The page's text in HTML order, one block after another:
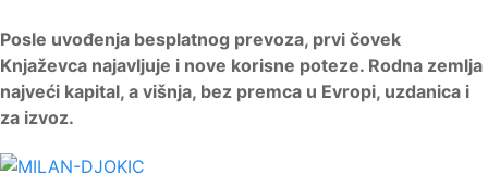
Posle uvođenja besplatnog prevoza, prvi čovek
Knjaževca najavljuje i nove korisne poteze. Rodna zemlja
najveći kapital, a višnja, bez premca u Evropi, uzdanica i
za izvoz.